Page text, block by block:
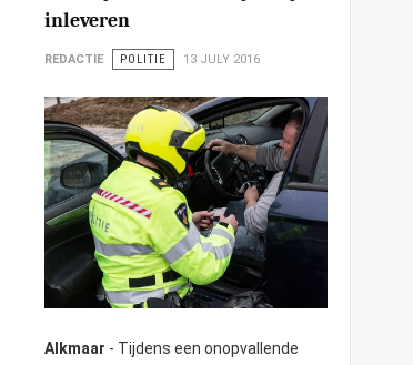
inleveren
REDACTIE POLITIE 13 JULY 2016
Alkmaar - Tijdens een onopvallende